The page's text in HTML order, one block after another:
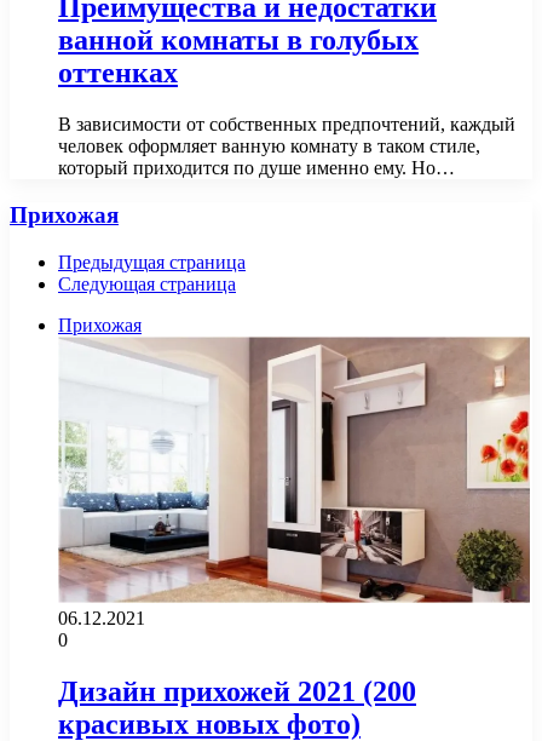
Преимущества и недостатки
ванной комнаты в голубых
оттенках
В зависимости от собственных предпочтений, каждый
человек оформляет ванную комнату в таком стиле,
который приходится по душе именно ему. Но…
Прихожая
Предыдущая страница
Следующая страница
Прихожая
06.12.2021
0
Дизайн прихожей 2021 (200
красивых новых фото)